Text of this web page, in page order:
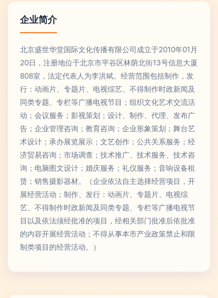
企业简介
北京盛世华堂国际文化传播有限公司成立于2010年01月
20日，注册地位于北京市平谷区林荫北街13号信息大厦
808室，法定代表人为李洪斌。经营范围包括制作，发
行：动画片、专题片、电视综艺、不得制作时政新闻及
同类专题、专栏等广播电视节目；组织文化艺术交流活
动；会议服务；影视策划；设计、制作、代理、发布广
告；企业管理咨询；教育咨询；企业形象策划；舞台艺
术设计；承办展览展示；文艺创作；公共关系服务；经
济贸易咨询；市场调查；技术推广、技术服务、技术咨
询；电脑图文设计；婚庆服务；礼仪服务；音响设备租
赁；销售摄影器材。（企业依法自主选择经营项目，开
展经营活动；制作、发行：动画片、专题片、电视综
艺、不得制作时政新闻及同类专题、专栏等广播电视节
目以及依法须经批准的项目，经相关部门批准后依批准
的内容开展经营活动；不得从事本市产业政策禁止和限
制类项目的经营活动。）